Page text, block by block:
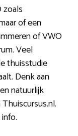
of een
of VWO
Veel
thuisstudie
Denk aan
natuurlijk